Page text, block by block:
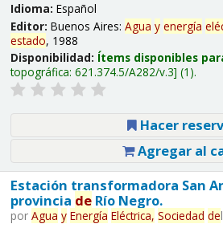
Idioma: Español
Editor: Buenos Aires: Agua y energía
estado, 1988
Disponibilidad: Ítems disponibles
topográfica: 621.374.5/A282/v.3 (1).
Hacer
Agregar al
Estación transformadora San
provincia deRío Negro.
por Agua y Energía Eléctrica, Sociedad del